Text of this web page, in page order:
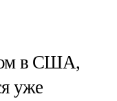
в США,
уже